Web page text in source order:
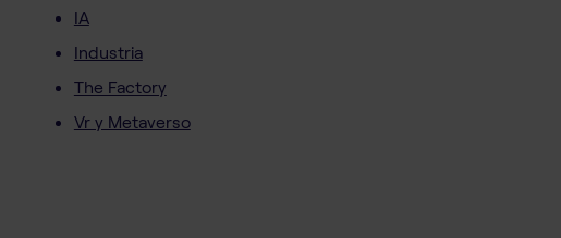
IA
Industria
The Factory
Vr y Metaverso